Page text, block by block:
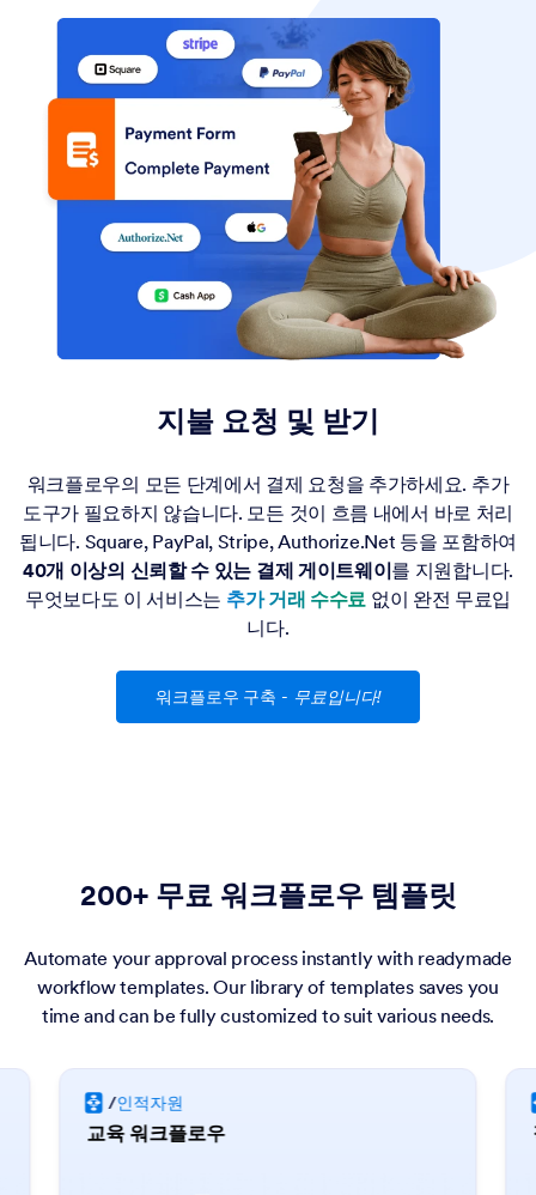
지불 요청 및 받기
워크플로우의 모든 단계에서 결제 요청을 추가하세요. 추가
도구가 필요하지 않습니다. 모든 것이 흐름 내에서 바로 처리
됩니다. Square, PayPal, Stripe, Authorize.Net 등을 포함하여
40개 이상의 신뢰할 수 있는 결제 게이트웨이를 지원합니다.
무엇보다도 이 서비스는 추가 거래 수수료 없이 완전 무료입
니다.
워크플로우 구축 - 무료입니다!
200+ 무료 워크플로우 템플릿
Automate your approval process instantly with readymade
workflow templates. Our library of templates saves you
time and can be fully customized to suit various needs.
/인적자원
교육 워크플로우